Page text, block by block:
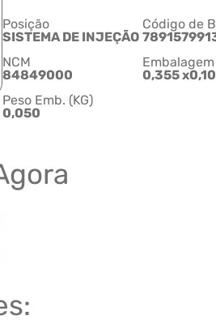
Posição
SISTEMA DE INJEÇÃO
Código de
NCM
84849000
0,355
Peso Emb. (KG)
0,050